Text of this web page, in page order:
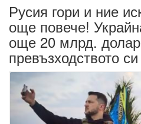
Русия гори и ние
още повече!
още 20 млрд.
превъзходството